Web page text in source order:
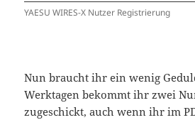
YAESU WIRES-X Nutzer Registrierung
Nun braucht ihr ein wenig
Werktagen bekommt ihr zwei
zugeschickt, auch wenn ihr im